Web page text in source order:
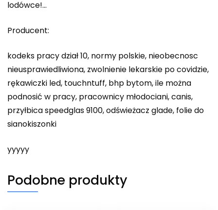
lodówce!…
Producent:
kodeks pracy dział 10, normy polskie, nieobecnosc
nieusprawiedliwiona, zwolnienie lekarskie po covidzie,
rękawiczki led, touchntuff, bhp bytom, ile można
podnosić w pracy, pracownicy młodociani, canis,
przyłbica speedglas 9100, odświeżacz glade, folie do
sianokiszonki
yyyyy
Podobne produkty